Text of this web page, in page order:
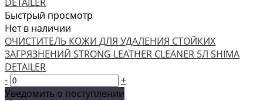
Быстрый просмотр
Нет в наличии
ОЧИСТИТЕЛЬ КОЖИ ДЛЯ УДАЛЕНИЯ СТОЙКИХ
ЗАГРЯЗНЕНИЙ STRONG LEATHER CLEANER 5Л SHIMA
DETAILER
-
+
Уведомить о поступлении